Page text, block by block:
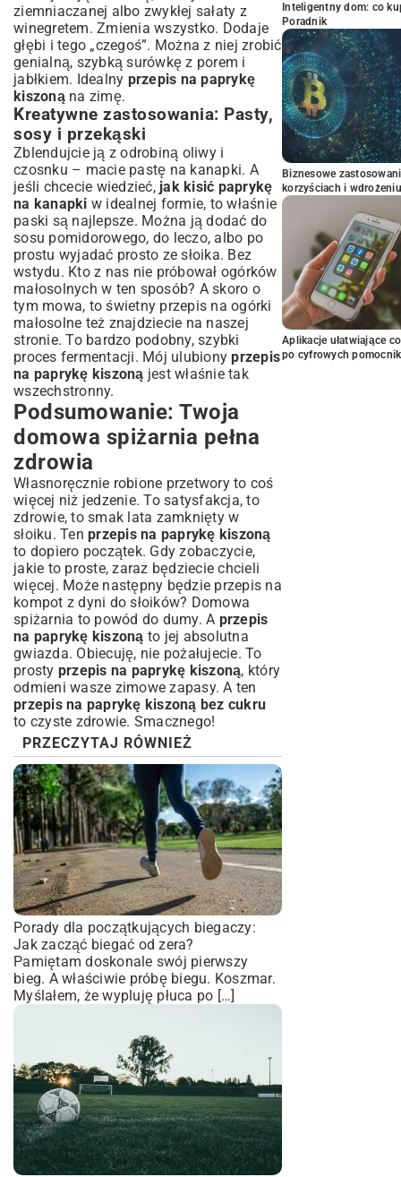
ziemniaczanej albo zwykłej sałaty z
winegretem. Zmienia wszystko. Dodaje
głębi i tego „czegoś”. Można z niej zrobić
genialną, szybką surówkę z porem i
jabłkiem. Idealny przepis na paprykę
kiszonąna zimę.
Kreatywne zastosowania: Pasty,
sosy i przekąski
Zblendujcie ją z odrobiną oliwy i
czosnku – macie pastę na kanapki. A
jeśli chcecie wiedzieć, jak kisić paprykę
na kanapki w idealnej formie, to właśnie
paski są najlepsze. Można ją dodać do
sosu pomidorowego, do leczo, albo po
prostu wyjadać prosto ze słoika. Bez
wstydu. Kto z nas nie próbował ogórków
małosolnych w ten sposób? A skoro o
tym mowa, to świetny przepis na ogórki
małosolne też znajdziecie na naszej
stronie. To bardzo podobny, szybki
proces fermentacji. Mój ulubionyprzepis
na paprykę kiszoną jest właśnie tak
wszechstronny.
Podsumowanie: Twoja
domowa spiżarnia pełna
zdrowia
Własnoręcznie robione przetwory to coś
więcej niż jedzenie. To satysfakcja, to
zdrowie, to smak lata zamknięty w
słoiku. Ten przepis na paprykę kiszoną
to dopiero początek. Gdy zobaczycie,
jakie to proste, zaraz będziecie chcieli
więcej. Może następny będzie przepis na
kompot z dyni do słoików? Domowa
spiżarnia to powód do dumy. A przepis
na paprykę kiszoną to jej absolutna
gwiazda. Obiecuję, nie pożałujecie. To
prosty przepis na paprykę kiszoną, który
odmieni wasze zimowe zapasy. A ten
przepis na paprykę kiszoną bez cukru
to czyste zdrowie. Smacznego!
PRZECZYTAJ RÓWNIEŻ
Porady dla początkujących biegaczy:
Jak zacząć biegać od zera?
Pamiętam doskonale swój pierwszy
bieg. A właściwie próbę biegu. Koszmar.
Myślałem, że wypluję płuca po […]
Inteligentny dom: co
Poradnik
Biznesowe
korzyściach i wdrożeniu
Aplikacje ułatwiające
po cyfrowych